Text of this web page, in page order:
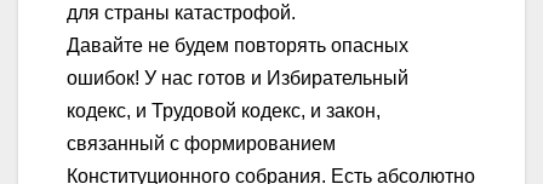
для страны катастрофой.
Давайте не будем повторять опасных
ошибок! У нас готов и Избирательный
кодекс, и Трудовой кодекс, и закон,
связанный с формированием
Конституционного собрания. Есть абсолютно